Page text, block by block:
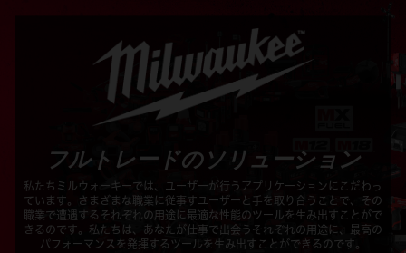
フルトレードのソリューション
私たちミルウォーキーでは、ユーザーが行うアプリケーションにこだわっ
ています。さまざまな職業に従事すユーザーと手を取り合うことで、その
職業で遭遇するそれぞれの用途に最適な性能のツールを生み出すことがで
きるのです。私たちは、あなたが仕事で出会うそれぞれの用途に、最高の
パフォーマンスを発揮するツールを生み出すことができるのです。